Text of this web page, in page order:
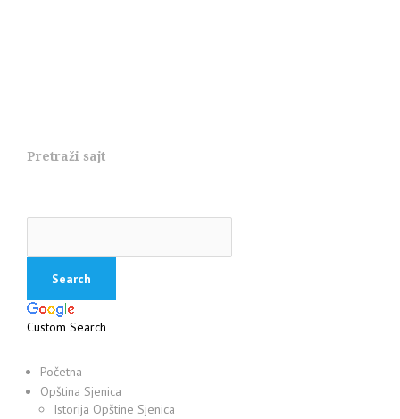
Pretraži sajt
Custom Search
Početna
Opština Sjenica
Istorija Opštine Sjenica